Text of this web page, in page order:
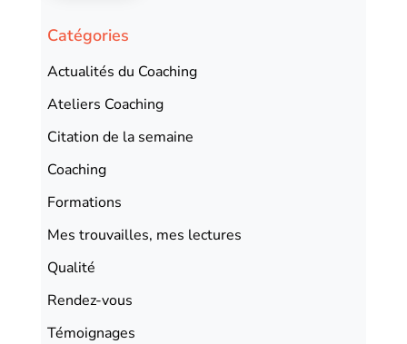
Catégories
Actualités du Coaching
Ateliers Coaching
Citation de la semaine
Coaching
Formations
Mes trouvailles, mes lectures
Qualité
Rendez-vous
Témoignages